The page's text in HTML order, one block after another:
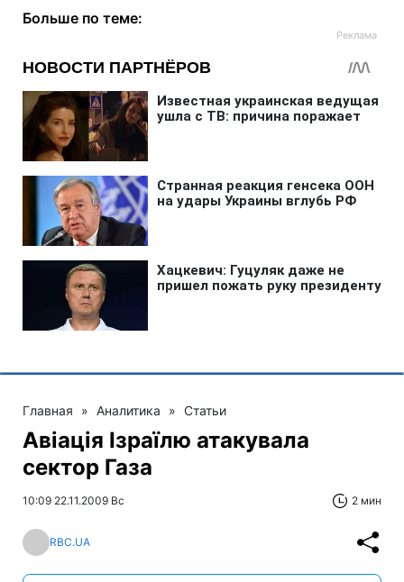
Больше по теме:
Главная » Аналитика » Статьи
Авіація Ізраїлю атакувала
сектор Газа
10:09 22.11.2009 Вс 2 мин
RBC.UA